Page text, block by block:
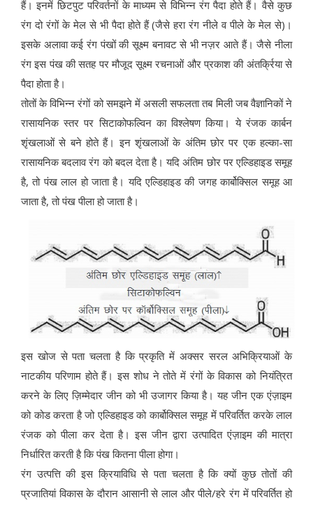
हैं। इनमें छिटपुट परिवर्तनों के माध्यम से विभिन्न रंग पैदा होते हैं। वैसे कुछ
रंग दो रंगों के मेल से भी पैदा होते हैं (जैसे हरा रंग नीले व पीले के मेल से)।
इसके अलावा कई रंग पंखों की सूक्ष्म बनावट से भी नज़र आते हैं। जैसे नीला
रंग इस पंख की सतह पर मौजूद सूक्ष्म रचनाओं और प्रकाश की अंतर्क्रिया से
पैदा होता है।
तोतों के विभिन्न रंगों को समझने में असली सफलता तब मिली जब वैज्ञानिकों ने
रासायनिक स्तर पर सिटाकोफल्विन का विश्लेषण किया। ये रंजक कार्बन
शृंखलाओं से बने होते हैं। इन शृंखलाओं के अंतिम छोर पर एक हल्का-सा
रासायनिक बदलाव रंग को बदल देता है। यदि अंतिम छोर पर एल्डिहाइड समूह
है, तो पंख लाल हो जाता है। यदि एल्डिहाइड की जगह कार्बोक्सिल समूह आ
जाता है, तो पंख पीला हो जाता है।
इस खोज से पता चलता है कि प्रकृति में अक्सर सरल अभिक्रियाओं के
नाटकीय परिणाम होते हैं। इस शोध ने तोते में रंगों के विकास को नियंत्रित
करने के लिए ज़िम्मेदार जीन को भी उजागर किया है। यह जीन एक एंज़ाइम
को कोड करता है जो एल्डिहाइड को कार्बोक्सिल समूह में परिवर्तित करके लाल
रंजक को पीला कर देता है। इस जीन द्वारा उत्पादित एंज़ाइम की मात्रा
निर्धारित करती है कि पंख कितना पीला होगा।
रंग उत्पत्ति की इस क्रियाविधि से पता चलता है कि क्यों कुछ तोतों की
प्रजातियां विकास के दौरान आसानी से लाल और पीले/हरे रंग में परिवर्तित हो